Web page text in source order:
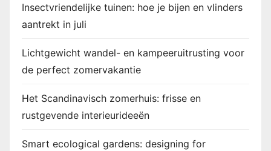
Insectvriendelijke tuinen: hoe je bijen en vlinders
aantrekt in juli
Lichtgewicht wandel- en kampeeruitrusting voor
de perfect zomervakantie
Het Scandinavisch zomerhuis: frisse en
rustgevende interieurideeën
Smart ecological gardens: designing for